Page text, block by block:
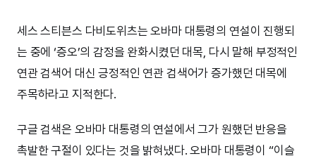
세스 스티븐스 다비도위츠는 오바마 대통령의 연설이 진행되
는 중에 ‘증오’의 감정을 완화시켰던 대목, 다시 말해 부정적인
연관 검색어 대신 긍정적인 연관 검색어가 증가했던 대목에
주목하라고 지적한다.
구글 검색은 오바마 대통령의 연설에서 그가 원했던 반응을
촉발한 구절이 있다는 것을 밝혀냈다. 오바마 대통령이 “이슬